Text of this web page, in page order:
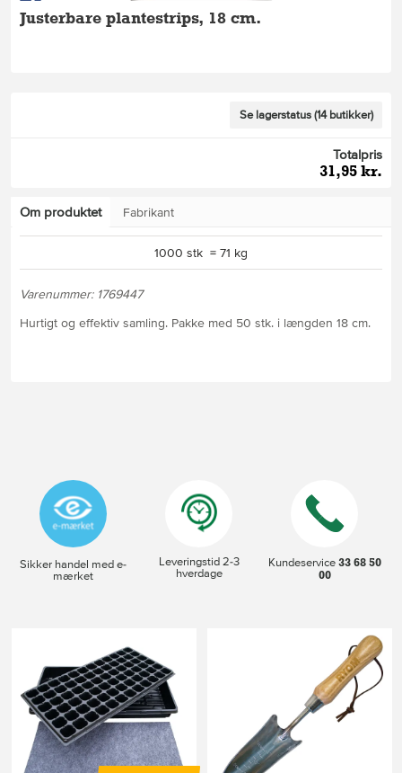
Justerbare plantestrips, 18 cm.
Se lagerstatus (14 butikker)
Totalpris
31,95 kr.
Om produktet Fabrikant
1000 stk = 71 kg
Varenummer: 1769447
Hurtigt og effektiv samling. Pakke med 50 stk. i længden 18 cm.
Sikker handel med e-
mærket
Leveringstid 2-3
hverdage
Kundeservice33 68 50
00